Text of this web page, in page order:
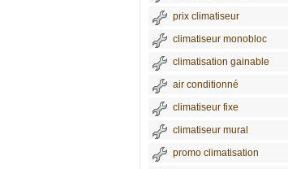
prix climatiseur
climatiseur monobloc
climatisation gainable
air conditionné
climatiseur fixe
climatiseur mural
promo climatisation